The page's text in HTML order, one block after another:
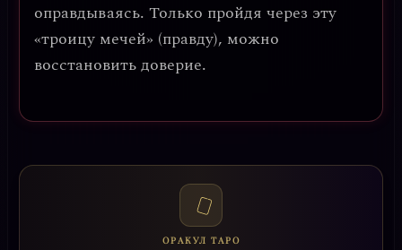
оправдываясь. Только пройдя через эту
«троицу мечей» (правду), можно
восстановить доверие.
ОРАКУЛ ТАРО